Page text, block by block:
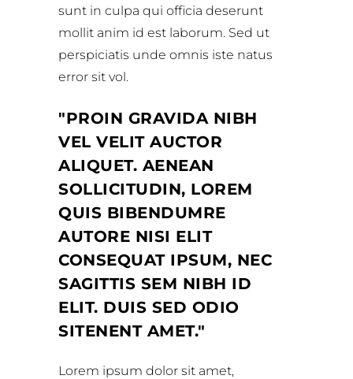
sunt in culpa qui officia deserunt
mollit anim id est laborum. Sed ut
perspiciatis unde omnis iste natus
error sit vol.
PROIN GRAVIDA NIBH
VEL VELIT AUCTOR
ALIQUET. AENEAN
SOLLICITUDIN, LOREM
QUIS BIBENDUMRE
AUTORE NISI ELIT
CONSEQUAT IPSUM, NEC
SAGITTIS SEM NIBH ID
ELIT. DUIS SED ODIO
SITENENT AMET.
Lorem ipsum dolor sit amet,